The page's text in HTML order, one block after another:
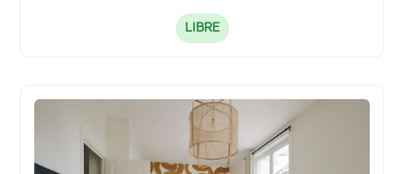
LIBRE